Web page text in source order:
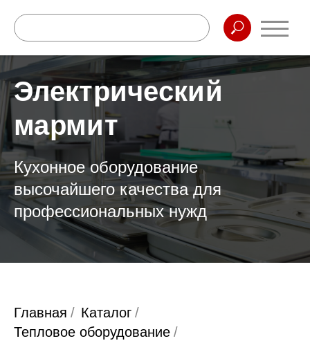
Электрический
мармит
Кухонное оборудование
высочайшего качества для
профессиональных нужд
Главная / Каталог /
Тепловое оборудование /